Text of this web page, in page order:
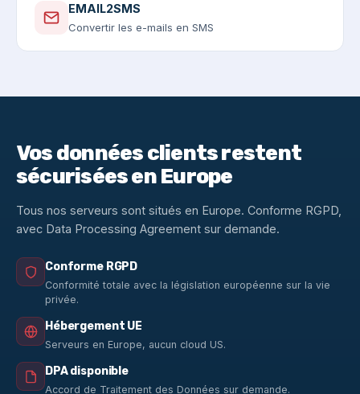
EMAIL2SMS
Convertir les e-mails en SMS
Vos données clients restent
sécurisées en Europe
Tous nos serveurs sont situés en Europe. Conforme RGPD,
avec Data Processing Agreement sur demande.
Conforme RGPD
Conformité totale avec la législation européenne sur la vie
privée.
Hébergement UE
Serveurs en Europe, aucun cloud US.
DPA disponible
Accord de Traitement des Données sur demande.